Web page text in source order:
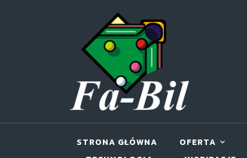
STRONA GŁÓWNA OFERTA